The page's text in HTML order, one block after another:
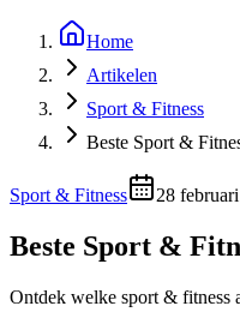
Home
Artikelen
Sport & Fitness
Beste Sport &
Sport & Fitness 28
Beste Sport &
Ontdek welke sport & fitness